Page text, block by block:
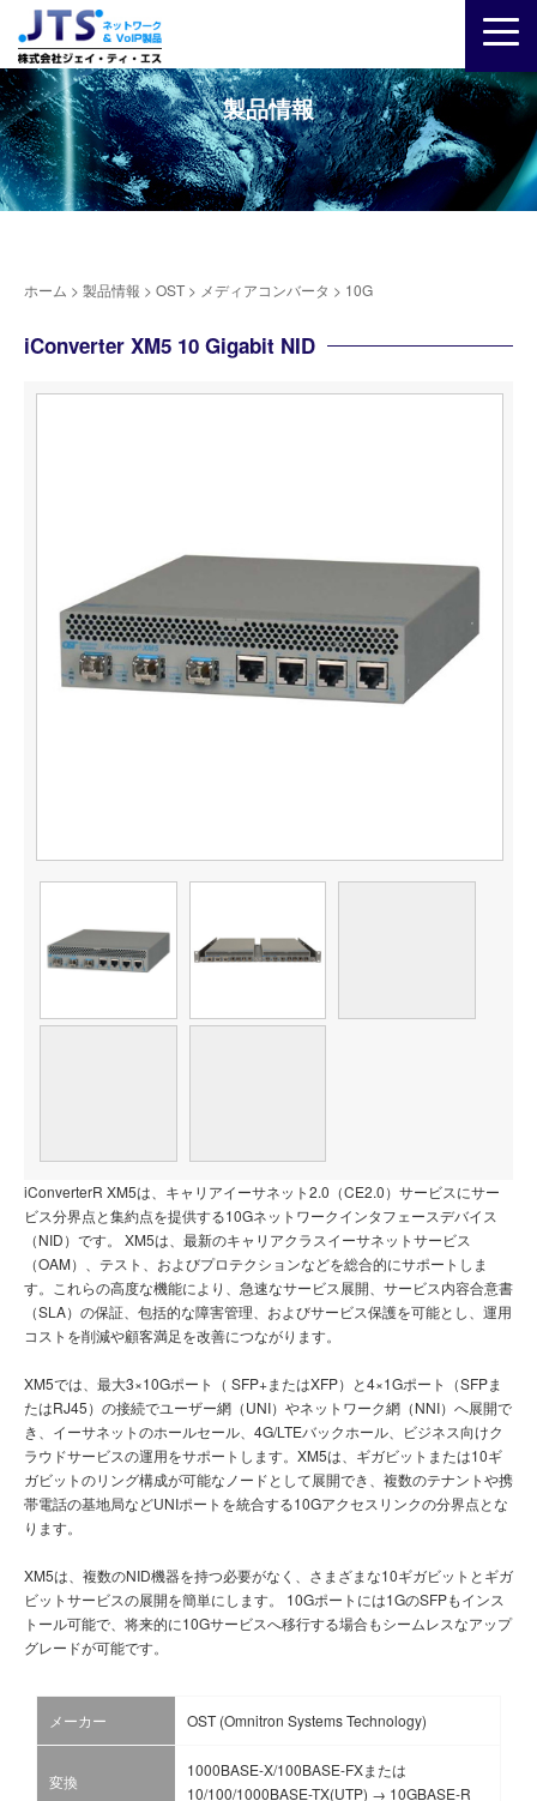
製品情報
ホーム > 製品情報 > OST > メディアコンバータ > 10G
iConverter XM5 10 Gigabit NID
iConverterR XM5は、キャリアイーサネット2.0（CE2.0）サービスにサー
ビス分界点と集約点を提供する10Gネットワークインタフェースデバイス
（NID）です。 XM5は、最新のキャリアクラスイーサネットサービス
（OAM）、テスト、およびプロテクションなどを総合的にサポートしま
す。これらの高度な機能により、急速なサービス展開、サービス内容合意書
（SLA）の保証、包括的な障害管理、およびサービス保護を可能とし、運用
コストを削減や顧客満足を改善につながります。
XM5では、最大3×10Gポート（ SFP+またはXFP）と4×1Gポート（SFPま
たはRJ45）の接続でユーザー網（UNI）やネットワーク網（NNI）へ展開で
き、イーサネットのホールセール、4G/LTEバックホール、ビジネス向けク
ラウドサービスの運用をサポートします。XM5は、ギガビットまたは10ギ
ガビットのリング構成が可能なノードとして展開でき、複数のテナントや携
帯電話の基地局などUNIポートを統合する10Gアクセスリンクの分界点とな
ります。
XM5は、複数のNID機器を持つ必要がなく、さまざまな10ギガビットとギガ
ビットサービスの展開を簡単にします。 10Gポートには1GのSFPもインス
トール可能で、将来的に10Gサービスへ移行する場合もシームレスなアップ
グレードが可能です。
メーカー OST (Omnitron Systems Technology)
変換
1000BASE-X/100BASE-FXまたは
10/100/1000BASE-TX(UTP) → 10GBASE-R